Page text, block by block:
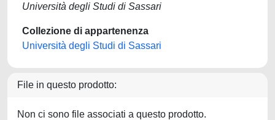
Università degli Studi di Sassari
Collezione di appartenenza
Università degli Studi di Sassari
File in questo prodotto:
Non ci sono file associati a questo prodotto.